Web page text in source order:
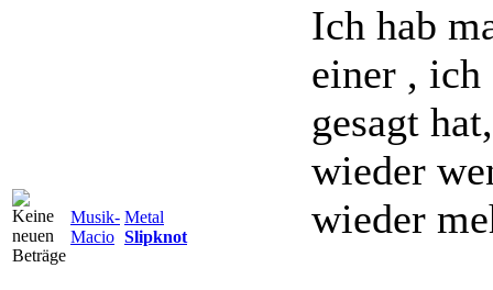
Musik-
Macio
Metal
Slipknot
Ich hab
einer , ich
gesagt
wieder
wieder